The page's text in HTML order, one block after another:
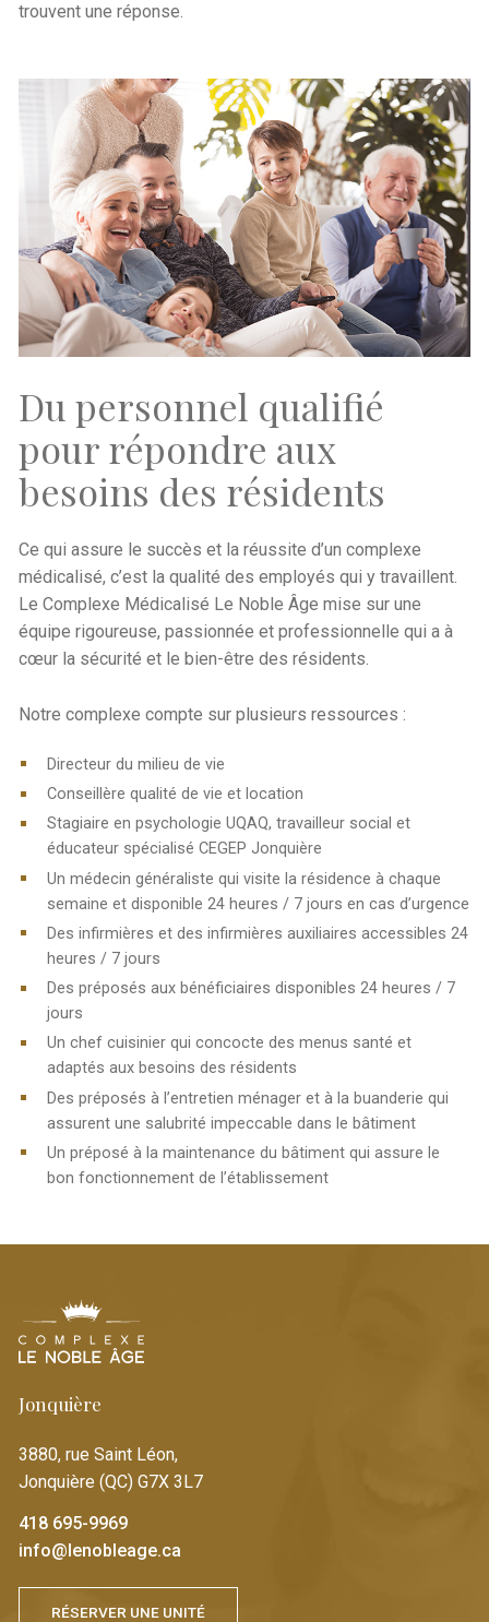
trouvent une réponse.
Du personnel qualifié
pour répondre aux
besoins des résidents
Ce qui assure le succès et la réussite d’un complexe
médicalisé, c’est la qualité des employés qui y travaillent.
Le Complexe Médicalisé Le Noble Âge mise sur une
équipe rigoureuse, passionnée et professionnelle qui a à
cœur la sécurité et le bien-être des résidents.
Notre complexe compte sur plusieurs ressources :
Directeur du milieu de vie
Conseillère qualité de vie et location
Stagiaire en psychologie UQAQ, travailleur social et
éducateur spécialisé CEGEP Jonquière
Un médecin généraliste qui visite la résidence à chaque
semaine et disponible 24 heures / 7 jours en cas d’urgence
Des infirmières et des infirmières auxiliaires accessibles 24
heures / 7 jours
Des préposés aux bénéficiaires disponibles 24 heures / 7
jours
Un chef cuisinier qui concocte des menus santé et
adaptés aux besoins des résidents
Des préposés à l’entretien ménager et à la buanderie qui
assurent une salubrité impeccable dans le bâtiment
Un préposé à la maintenance du bâtiment qui assure le
bon fonctionnement de l’établissement
Jonquière
3880, rue Saint Léon,
Jonquière (QC) G7X 3L7
418 695-9969
info@lenobleage.ca
RÉSERVER UNE UNITÉ